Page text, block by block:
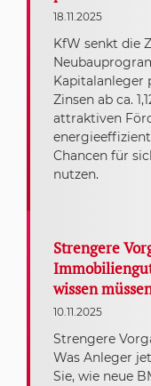
18.11.2025
KfW senkt die
Kapitalanleger
Zinsen ab ca.
attraktiven
Chancen für
nutzen.
Strengere
wissen
10.11.2025
Strengere
Was Anleger
Sie, wie neue